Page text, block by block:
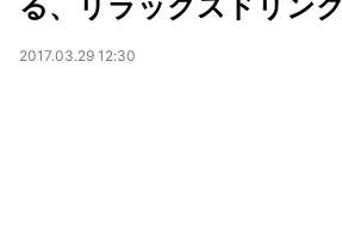
2017.03.29 12:30